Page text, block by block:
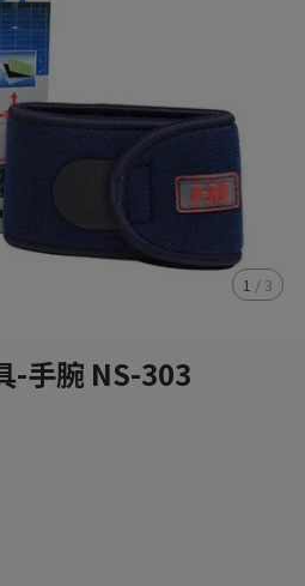
1 / 3
-手腕 NS-303